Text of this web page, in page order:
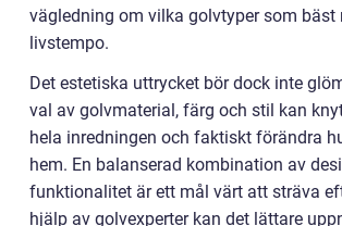
vägledning om vilka golvtyper som
livstempo.
Det estetiska uttrycket bör dock inte
val av golvmaterial, färg och stil kan
hela inredningen och faktiskt förändra
hem. En balanserad kombination av
funktionalitet är ett mål värt att sträva
hjälp av golvexperter kan det lättare